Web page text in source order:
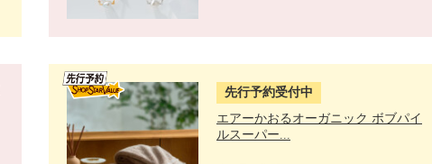
先行予約受付中
エアーかおるオーガニック ボブパイ
ルスーパー...